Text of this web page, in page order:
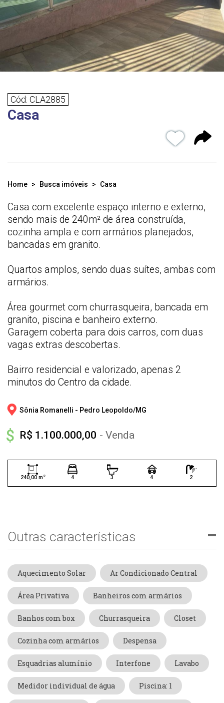
Cód: CLA2885
Casa
Home Busca imóveis Casa
Casa com excelente espaço interno e externo,
sendo mais de 240m² de área construída,
cozinha ampla e com armários planejados,
bancadas em granito.
Quartos amplos, sendo duas suítes, ambas com
armários.
Área gourmet com churrasqueira, bancada em
granito, piscina e banheiro externo.
Garagem coberta para dois carros, com duas
vagas extras descobertas.
Bairro residencial e valorizado, apenas 2
minutos do Centro da cidade.
Sônia Romanelli - Pedro Leopoldo/MG
R$ 1.100.000,00 - Venda
240,00 m 2 4 3 4 2
Outras características
Aquecimento Solar Ar Condicionado Central
Área Privativa Banheiros com armários
Banhos com box Churrasqueira Closet
Cozinha com armários Despensa
Esquadrias alumínio Interfone Lavabo
Medidor individual de água Piscina: 1